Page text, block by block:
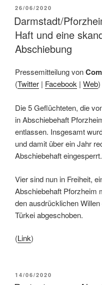
26/06/2020
Darmstadt/
Haft und eine
Abschiebung
Pressemitteilung von
(Twitter | Facebook | Web)
Die 5 Geflüchteten, die
in Abschiebehaft
entlassen. Insgesamt
und damit über ein Jahr
Abschiebehaft eingesperrt.
Vier sind nun in Freiheit,
Abschiebehaft Pforzheim
den ausdrücklichen
Türkei abgeschoben.
(Link)
14/06/2020